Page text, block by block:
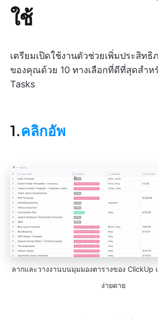
ใช้
เตรียมเปิดใช้งานตัวช่วยเพิ่มประสิทธิ
ของคุณด้วย 10 ทางเลือกที่ดีที่สุดสำห
Tasks
1.คลิกอัพ
ลากและวางงานบนมุมมองตารางของ ClickUp
ง่ายดาย